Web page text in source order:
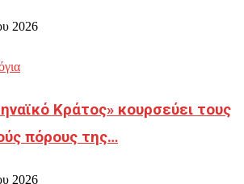
2026
Κράτος» κουρσεύει τους
πόρους της…
2026